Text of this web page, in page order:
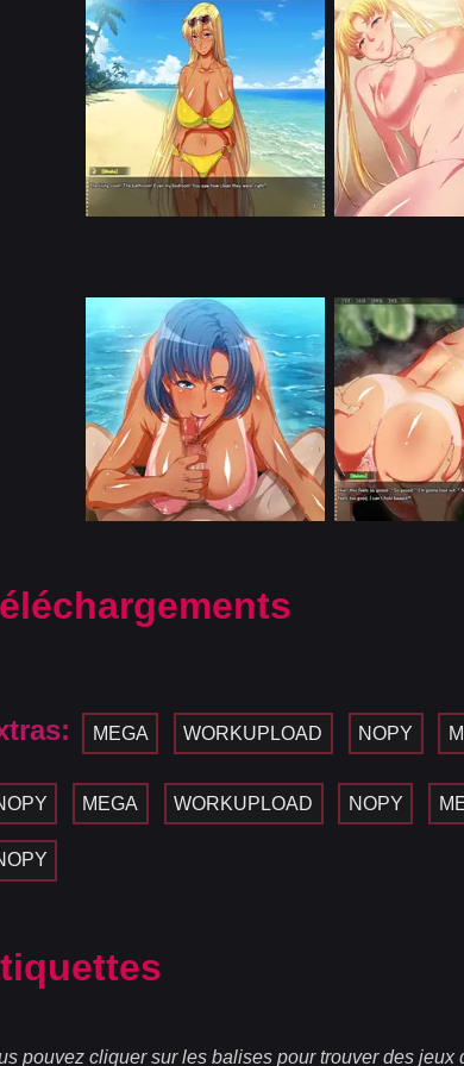
MEGA WORKUPLOAD NOPY
MEGA WORKUPLOAD NOPY
pouvez cliquer sur les balises pour trouver des jeux